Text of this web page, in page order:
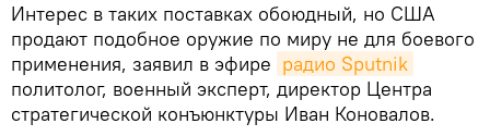
Интерес в таких поставках обоюдный, но США
продают подобное оружие по миру не для боевого
применения, заявил в эфире радио Sputnik
политолог, военный эксперт, директор Центра
стратегической конъюнктуры Иван Коновалов.